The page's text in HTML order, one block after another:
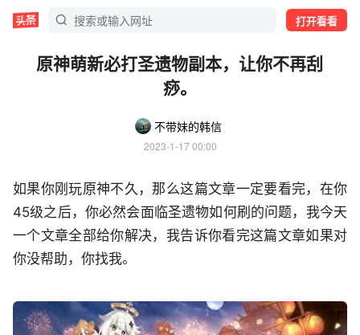
打开看看
原神萌新必打圣遗物副本，让你不再刮
痧。
不带妹的韩信
2023-1-17 00:00
如果你刚玩原神不久，那么这篇文章一定要看完，在你
45级之后，你必然会面临圣遗物如何刷的问题，我今天
一个文章全部给你解决，我告诉你看完这篇文章如果对
你没帮助，你找我。